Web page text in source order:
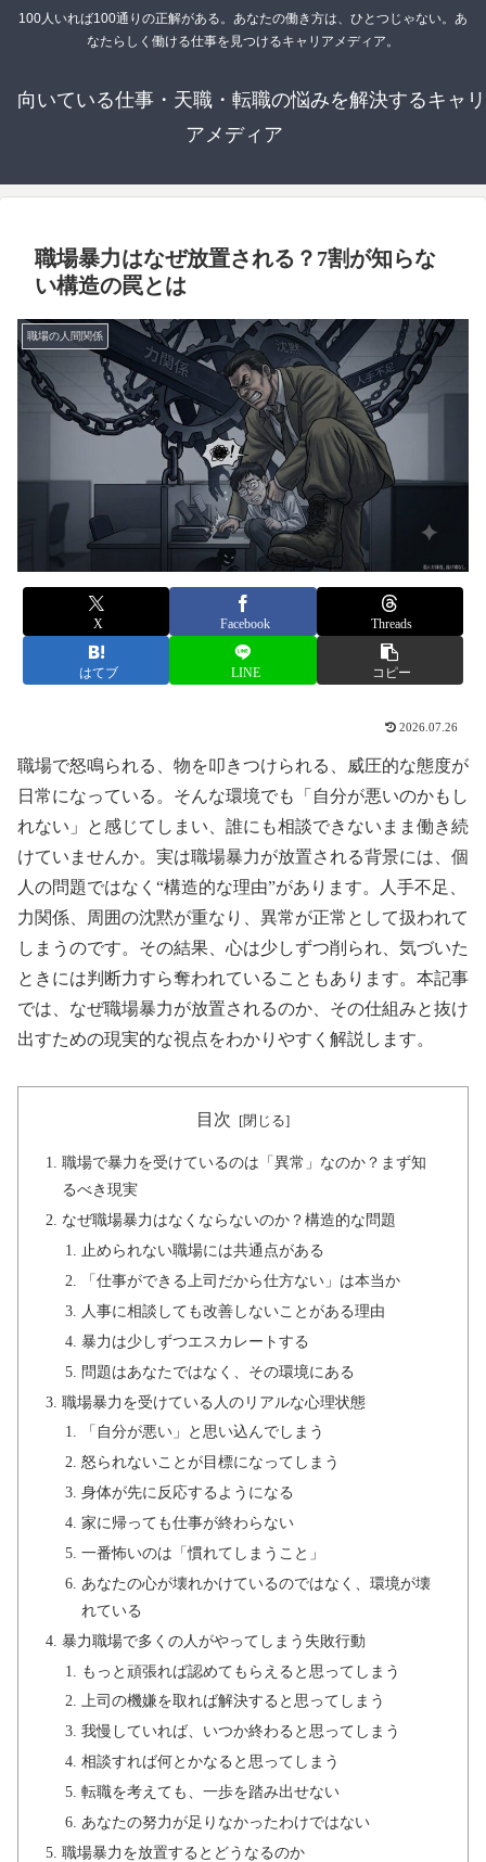
100人いれば100通りの正解がある。あなたの働き方は、ひとつじゃない。あ
なたらしく働ける仕事を見つけるキャリアメディア。
向いている仕事・天職・転職の悩みを解決するキャリ
アメディア
職場暴力はなぜ放置される？7割が知らな
い構造の罠とは
職場の人間関係
X Facebook Threads
はてブ LINE コピー
2026.07.26
職場で怒鳴られる、物を叩きつけられる、威圧的な態度が
日常になっている。そんな環境でも「自分が悪いのかもし
れない」と感じてしまい、誰にも相談できないまま働き続
けていませんか。実は職場暴力が放置される背景には、個
人の問題ではなく“構造的な理由”があります。人手不足、
力関係、周囲の沈黙が重なり、異常が正常として扱われて
しまうのです。その結果、心は少しずつ削られ、気づいた
ときには判断力すら奪われていることもあります。本記事
では、なぜ職場暴力が放置されるのか、その仕組みと抜け
出すための現実的な視点をわかりやすく解説します。
目次
職場で暴力を受けているのは「異常」なのか？まず知
るべき現実
なぜ職場暴力はなくならないのか？構造的な問題
止められない職場には共通点がある
「仕事ができる上司だから仕方ない」は本当か
人事に相談しても改善しないことがある理由
暴力は少しずつエスカレートする
問題はあなたではなく、その環境にある
職場暴力を受けている人のリアルな心理状態
「自分が悪い」と思い込んでしまう
怒られないことが目標になってしまう
身体が先に反応するようになる
家に帰っても仕事が終わらない
一番怖いのは「慣れてしまうこと」
あなたの心が壊れかけているのではなく、環境が壊
れている
暴力職場で多くの人がやってしまう失敗行動
もっと頑張れば認めてもらえると思ってしまう
上司の機嫌を取れば解決すると思ってしまう
我慢していれば、いつか終わると思ってしまう
相談すれば何とかなると思ってしまう
転職を考えても、一歩を踏み出せない
あなたの努力が足りなかったわけではない
職場暴力を放置するとどうなるのか